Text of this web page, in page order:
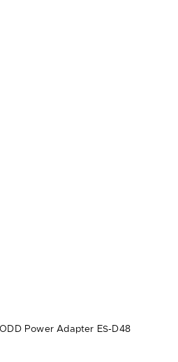
Power Adapter ES-D48